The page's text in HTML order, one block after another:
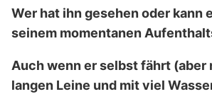
Wer hat ihn gesehen oder kann
seinem momentanen
Auch wenn er selbst fährt (aber
langen Leine und mit viel